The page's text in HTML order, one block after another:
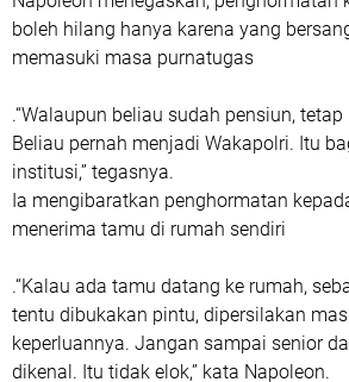
boleh hilang hanya karena yang
memasuki masa purnatugas
.“Walaupun beliau sudah pensiun,
Beliau pernah menjadi Wakapolri. Itu
institusi,” tegasnya.
Ia mengibaratkan penghormatan
menerima tamu di rumah sendiri
.“Kalau ada tamu datang ke rumah,
tentu dibukakan pintu, dipersilakan
keperluannya. Jangan sampai senior
dikenal. Itu tidak elok,” kata Napoleon.